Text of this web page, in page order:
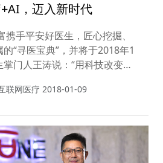
，迈入新时代
手平安好医生，匠心挖掘、
“寻医宝典”，并将于2018年1
门人王涛说：“用科技改变生
用技术改变世界，这种文化对
联网医疗 2018-01-09